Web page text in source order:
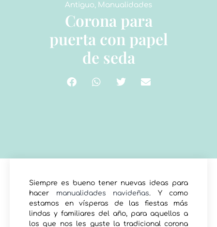
Antiguo, Manualidades
Corona para
puerta con papel
de seda
Siempre es bueno tener nuevas ideas para
hacer manualidades navideñas. Y como
estamos en vísperas de las fiestas más
lindas y familiares del año, para aquellos a
los que nos les guste la tradicional corona